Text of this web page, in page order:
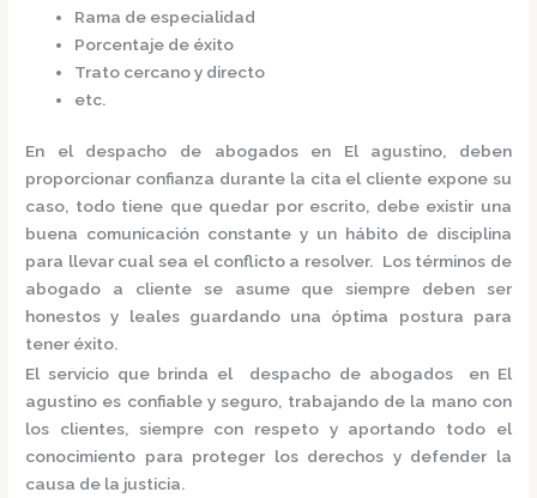
Rama de especialidad
Porcentaje de éxito
Trato cercano y directo
etc.
En el despacho de abogados en El agustino, deben
proporcionar confianza durante la cita el cliente expone su
caso, todo tiene que quedar por escrito, debe existir una
buena comunicación constante y un hábito de disciplina
para llevar cual sea el conflicto a resolver. Los términos de
abogado a cliente se asume que siempre deben ser
honestos y leales guardando una óptima postura para
tener éxito.
El servicio que brinda el
despacho de abogados en El
agustino es confiable y seguro, trabajando de la mano con
los clientes, siempre con respeto y aportando todo el
conocimiento para proteger los derechos y defender la
causa de la justicia.